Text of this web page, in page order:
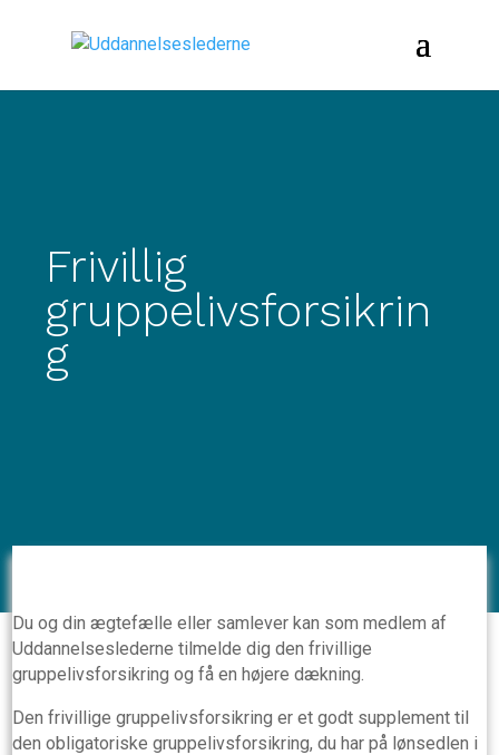
Frivillig
gruppelivsforsikrin
g
Du og din ægtefælle eller samlever kan som medlem af
Uddannelseslederne tilmelde dig den frivillige
gruppelivsforsikring og få en højere dækning.
Den frivillige gruppelivsforsikring er et godt supplement til
den obligatoriske gruppelivsforsikring, du har på lønsedlen i